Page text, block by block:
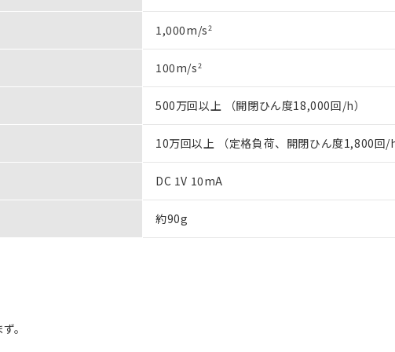
1,000m/s2
100m/s2
500万回以上 （開閉ひん度18,000回/h）
10万回以上 （定格負荷、開閉ひん度1,800回/
DC 1V 10mA
約90g
。